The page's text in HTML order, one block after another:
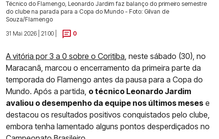
Técnico do Flamengo, Leonardo Jardim faz balanço do primeiro semestre
do clube na parada para a Copa do Mundo - Foto: Gilvan de
Souza/Flamengo
31 Mai 2026 | 21:00 |
0
A vitória por 3 a 0 sobre o Coritiba , neste sábado (30), no
Maracanã, marcou o encerramento da primeira parte da
temporada do Flamengo antes da pausa para a Copa do
Mundo. Após a partida, o técnico Leonardo Jardim
avaliou o desempenho da equipe nos últimos meses e
destacou os resultados positivos conquistados pelo clube,
embora tenha lamentado alguns pontos desperdiçados no